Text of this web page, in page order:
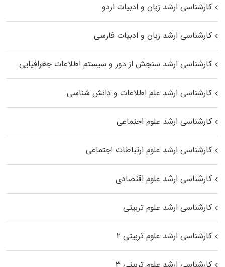
کارشناسی ارشد زبان و ادبیات اردو
کارشناسی ارشد زبان و ادبیات فارسی
کارشناسی ارشد سنجش از دور و سیستم اطلاعات جغرافیایی
کارشناسی ارشد علم اطلاعات و دانش شناسی
کارشناسی ارشد علوم اجتماعی
کارشناسی ارشد علوم ارتباطات اجتماعی
کارشناسی ارشد علوم اقتصادی
کارشناسی ارشد علوم تربیتی
کارشناسی ارشد علوم تربیتی ۲